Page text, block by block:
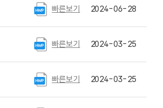
빠른보기 2024-06-28
빠른보기 2024-03-25
빠른보기 2024-03-25